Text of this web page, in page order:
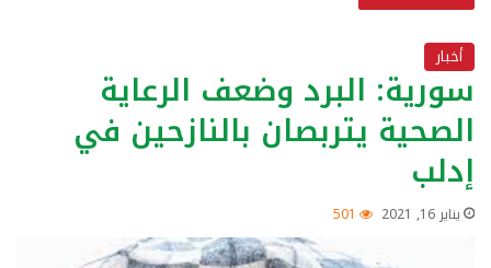
أخبار
سورية: البرد وضعف الرعاية
الصحية يتربصان بالنازحين في
إدلب
يناير 16, 2021 501